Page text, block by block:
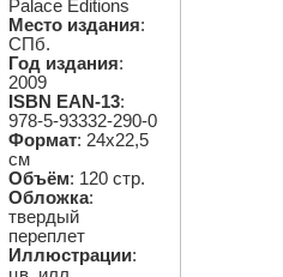
Palace Editions
Место издания:
СПб.
Год издания:
2009
ISBN EAN-13:
978-5-93332-290-0
Формат: 24х22,5
см
Объём: 120 стр.
Обложка:
твердый
переплет
Иллюстрации: